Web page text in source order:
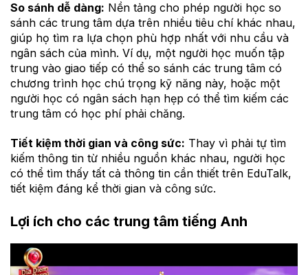
So sánh dễ dàng: Nền tảng cho phép người học so
sánh các trung tâm dựa trên nhiều tiêu chí khác nhau,
giúp họ tìm ra lựa chọn phù hợp nhất với nhu cầu và
ngân sách của mình. Ví dụ, một người học muốn tập
trung vào giao tiếp có thể so sánh các trung tâm có
chương trình học chú trọng kỹ năng này, hoặc một
người học có ngân sách hạn hẹp có thể tìm kiếm các
trung tâm có học phí phải chăng.
Tiết kiệm thời gian và công sức: Thay vì phải tự tìm
kiếm thông tin từ nhiều nguồn khác nhau, người học
có thể tìm thấy tất cả thông tin cần thiết trên EduTalk,
tiết kiệm đáng kể thời gian và công sức.
Lợi ích cho các trung tâm tiếng Anh